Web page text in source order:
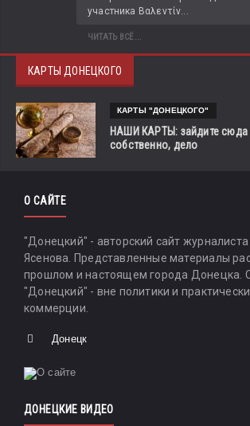
участника Βαλεντίν...
ЧИТАТЬ ВСЁ...
КАРТЫ ДОНЕЦКОГО
КАРТЫ "ДОНЕЦКОГО"
НАШИ КАРТЫ: зайдите сюда
собственно, дело
О САЙТЕ
"Донецкий" - авторский сайт журналиста
Ясенова. Представленные материалы
прошлом и настоящем города Донецка.
"Донецкий" - вне политики и
коммерции.
Донецк
ДОНЕЦКИЕ ВИДЕО